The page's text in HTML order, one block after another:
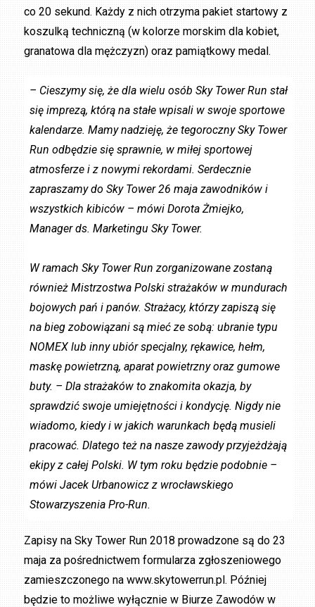
co 20 sekund. Każdy z nich otrzyma pakiet startowy z
koszulką techniczną (w kolorze morskim dla kobiet,
granatowa dla mężczyzn) oraz pamiątkowy medal.
– Cieszymy się, że dla wielu osób Sky Tower Run stał
się imprezą, którą na stałe wpisali w swoje sportowe
kalendarze. Mamy nadzieję, że tegoroczny Sky Tower
Run odbędzie się sprawnie, w miłej sportowej
atmosferze i z nowymi rekordami. Serdecznie
zapraszamy do Sky Tower 26 maja zawodników i
wszystkich kibiców – mówi Dorota Żmiejko,
Manager ds. Marketingu Sky Tower.
W ramach Sky Tower Run zorganizowane zostaną
również Mistrzostwa Polski strażaków w mundurach
bojowych pań i panów. Strażacy, którzy zapiszą się
na bieg zobowiązani są mieć ze sobą: ubranie typu
NOMEX lub inny ubiór specjalny, rękawice, hełm,
maskę powietrzną, aparat powietrzny oraz gumowe
buty. – Dla strażaków to znakomita okazja, by
sprawdzić swoje umiejętności i kondycję. Nigdy nie
wiadomo, kiedy i w jakich warunkach będą musieli
pracować. Dlatego też na nasze zawody przyjeżdżają
ekipy z całej Polski. W tym roku będzie podobnie –
mówi Jacek Urbanowicz z wrocławskiego
Stowarzyszenia Pro-Run.
Zapisy na Sky Tower Run 2018 prowadzone są do 23
maja za pośrednictwem formularza zgłoszeniowego
zamieszczonego na www.skytowerrun.pl. Później
będzie to możliwe wyłącznie w Biurze Zawodów w